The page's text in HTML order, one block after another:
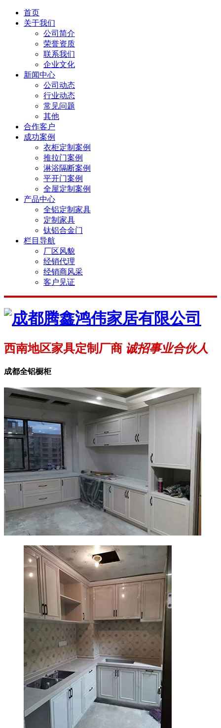
首页
关于我们
公司简介
荣誉资质
联系我们
企业文化
新闻中心
公司动态
行业动态
常见问题
其他
合作客户
成功案例
衣柜定制案例
推拉门案例
淋浴隔断案例
平开门案例
全屋定制案例
产品中心
全铝定制家具
定制家具
钛铝合金门
栏目导航
厂区风貌
经销代理
经销商风采
客户见证
西南地区家具定制厂商 诚招事业合伙人
成都全铝橱柜